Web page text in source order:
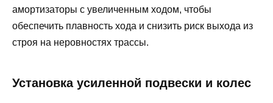
амортизаторы с увеличенным ходом, чтобы
обеспечить плавность хода и снизить риск выхода из
строя на неровностях трассы.
Установка усиленной подвески и колес